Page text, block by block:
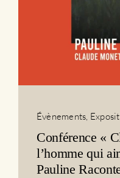
Évènements,
Conférence «
l’homme qui
Pauline